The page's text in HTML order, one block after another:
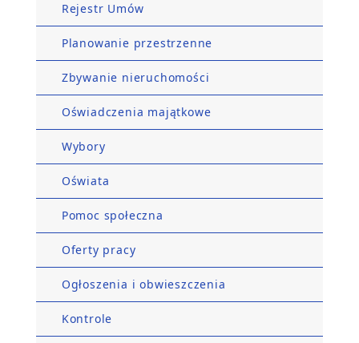
Rejestr Umów
Planowanie przestrzenne
Zbywanie nieruchomości
Oświadczenia majątkowe
Wybory
Oświata
Pomoc społeczna
Oferty pracy
Ogłoszenia i obwieszczenia
Kontrole